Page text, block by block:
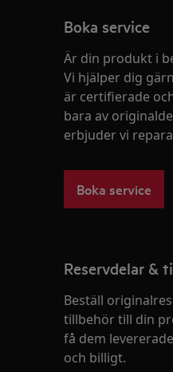
Boka service
Är din produkt i
Vi hjälper dig
är certifierade
bara av
erbjuder vi
Boka service
Reservdelar &
Beställ
tillbehör till din
få dem
och billigt.